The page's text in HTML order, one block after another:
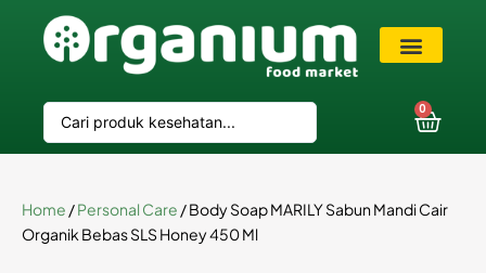
0
Home /Personal Care / Body Soap MARILY Sabun Mandi Cair
Organik Bebas SLS Honey 450 Ml